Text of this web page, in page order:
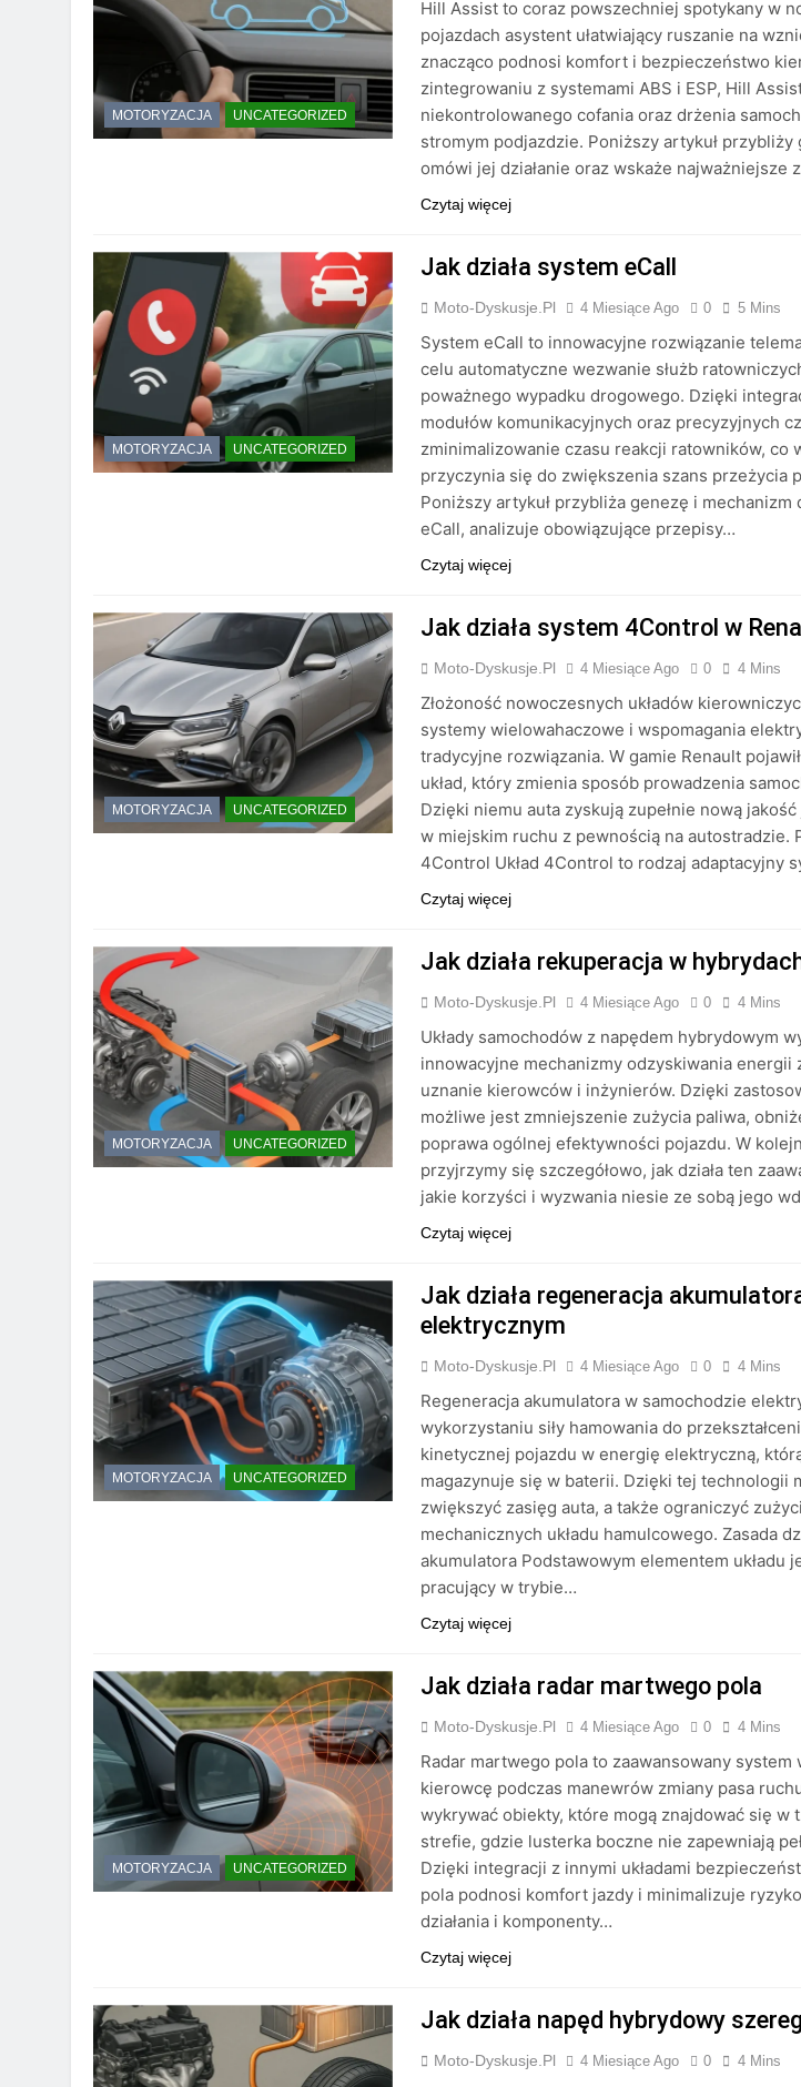
MOTORYZACJA UNCATEGORIZED
Hill Assist to coraz powszechniej spotykany w
pojazdach asystent ułatwiający ruszanie na
znacząco podnosi komfort i bezpieczeństwo
zintegrowaniu z systemami ABS i ESP, Hill
niekontrolowanego cofania oraz drżenia
stromym podjazdzie. Poniższy artykuł
omówi jej działanie oraz wskaże najważniejsze
Czytaj więcej
MOTORYZACJA UNCATEGORIZED
Jak działa system eCall
Moto-Dyskusje.pl 4 Miesiące Ago 0 5 Mins
System eCall to innowacyjne rozwiązanie
celu automatyczne wezwanie służb
poważnego wypadku drogowego. Dzięki
modułów komunikacyjnych oraz precyzyjnych
zminimalizowanie czasu reakcji ratowników, co
przyczynia się do zwiększenia szans przeżycia
Poniższy artykuł przybliża genezę i mechanizm
eCall, analizuje obowiązujące przepisy…
Czytaj więcej
MOTORYZACJA UNCATEGORIZED
Jak działa system 4Control w
Moto-Dyskusje.pl 4 Miesiące Ago 0 4 Mins
Złożoność nowoczesnych układów
systemy wielowahaczowe i wspomagania
tradycyjne rozwiązania. W gamie Renault
układ, który zmienia sposób prowadzenia
Dzięki niemu auta zyskują zupełnie nową
w miejskim ruchu z pewnością na autostradzie.
4Control Układ 4Control to rodzaj adaptacyjny
Czytaj więcej
MOTORYZACJA UNCATEGORIZED
Jak działa rekuperacja w
Moto-Dyskusje.pl 4 Miesiące Ago 0 4 Mins
Układy samochodów z napędem hybrydowym
innowacyjne mechanizmy odzyskiwania energii
uznanie kierowców i inżynierów. Dzięki
możliwe jest zmniejszenie zużycia paliwa,
poprawa ogólnej efektywności pojazdu. W
przyjrzymy się szczegółowo, jak działa ten
jakie korzyści i wyzwania niesie ze sobą jego
Czytaj więcej
MOTORYZACJA UNCATEGORIZED
Jak działa regeneracja
elektrycznym
Moto-Dyskusje.pl 4 Miesiące Ago 0 4 Mins
Regeneracja akumulatora w samochodzie
wykorzystaniu siły hamowania do
kinetycznej pojazdu w energię elektryczną,
magazynuje się w baterii. Dzięki tej technologii
zwiększyć zasięg auta, a także ograniczyć
mechanicznych układu hamulcowego. Zasada
akumulatora Podstawowym elementem układu
pracujący w trybie…
Czytaj więcej
MOTORYZACJA UNCATEGORIZED
Jak działa radar martwego pola
Moto-Dyskusje.pl 4 Miesiące Ago 0 4 Mins
Radar martwego pola to zaawansowany system
kierowcę podczas manewrów zmiany pasa
wykrywać obiekty, które mogą znajdować się w
strefie, gdzie lusterka boczne nie zapewniają
Dzięki integracji z innymi układami
pola podnosi komfort jazdy i minimalizuje
działania i komponenty…
Czytaj więcej
Jak działa napęd hybrydowy
Moto-Dyskusje.pl 4 Miesiące Ago 0 4 Mins